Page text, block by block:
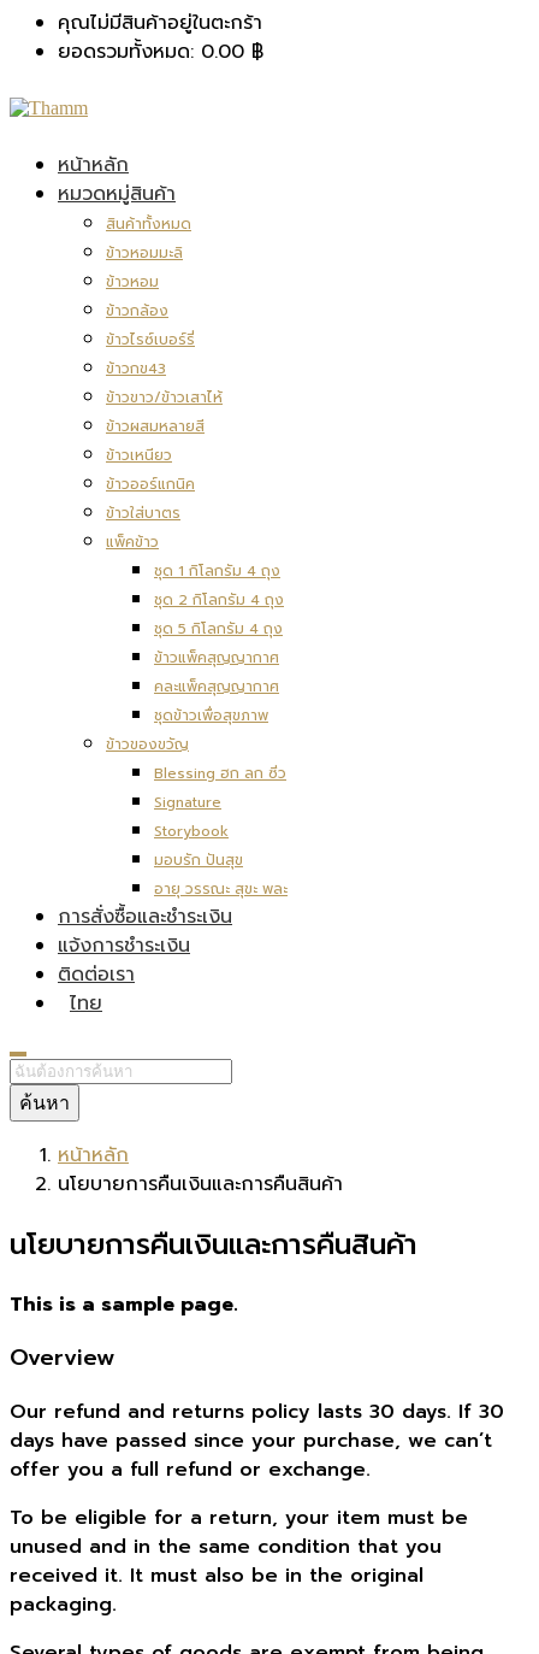
คุณไม่มีสินค้าอยู่ในตะกร้า
ยอดรวมทั้งหมด: 0.00 ฿
หน้าหลัก
หมวดหมู่สินค้า
สินค้าทั้งหมด
ข้าวหอมมะลิ
ข้าวหอม
ข้าวกล้อง
ข้าวไรซ์เบอร์รี่
ข้าวกข43
ข้าวขาว/ข้าวเสาไห้
ข้าวผสมหลายสี
ข้าวเหนียว
ข้าวออร์แกนิค
ข้าวใส่บาตร
แพ็คข้าว
ชุด 1 กิโลกรัม 4 ถุง
ชุด 2 กิโลกรัม 4 ถุง
ชุด 5 กิโลกรัม 4 ถุง
ข้าวแพ็คสุญญากาศ
คละแพ็คสุญญากาศ
ชุดข้าวเพื่อสุขภาพ
ข้าวของขวัญ
Blessing ฮก ลก ซิ่ว
Signature
Storybook
มอบรัก ปันสุข
อายุ วรรณะ สุขะ พละ
การสั่งซื้อและชำระเงิน
แจ้งการชำระเงิน
ติดต่อเรา
ไทย
ค้นหา
หน้าหลัก
นโยบายการคืนเงินและการคืนสินค้า
นโยบายการคืนเงินและการคืนสินค้า
This is a sample page.
Overview
Our refund and returns policy lasts 30 days. If 30
days have passed since your purchase, we can’t
offer you a full refund or exchange.
To be eligible for a return, your item must be
unused and in the same condition that you
received it. It must also be in the original
packaging.